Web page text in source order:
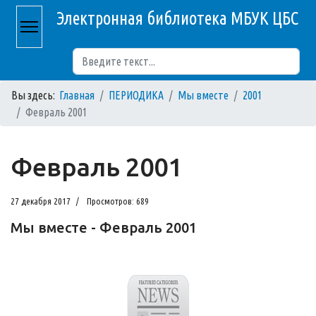
Электронная библиотека МБУК ЦБС
Вы здесь: Главная ПЕРИОДИКА Мы вместе
2001
Февраль 2001
Февраль 2001
27 декабря 2017 Просмотров: 689
Мы вместе - Февраль 2001